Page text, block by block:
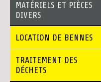
MATÉRIELS ET PIÈCES
DIVERS
LOCATION DE BENNES
TRAITEMENT DES
DÉCHETS